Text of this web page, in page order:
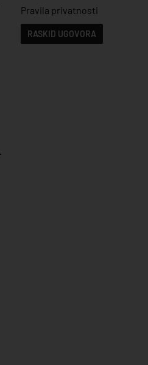
Pravila privatnosti
RASKID UGOVORA